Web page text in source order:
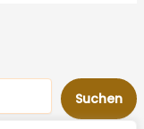
Suchen